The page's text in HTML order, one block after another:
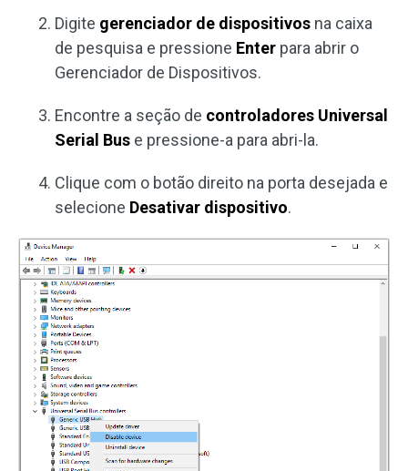
Digite gerenciador de dispositivos na caixa
de pesquisa e pressione Enter para abrir o
Gerenciador de Dispositivos.
Encontre a seção de controladores Universal
Serial Bus e pressione-a para abri-la.
Clique com o botão direito na porta desejada e
selecione Desativar dispositivo.